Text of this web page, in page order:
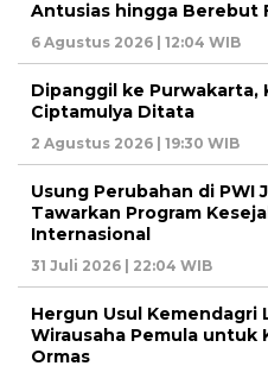
Antusias hingga Berebut
6 Agustus 2026 | 12:04 WIB
Dipanggil ke Purwakarta,
Ciptamulya Ditata
2 Agustus 2026 | 19:30 WIB
Usung Perubahan di PWI
Tawarkan Program
Internasional
31 Juli 2026 | 22:04 WIB
Hergun Usul Kemendagri
Wirausaha Pemula untuk
Ormas